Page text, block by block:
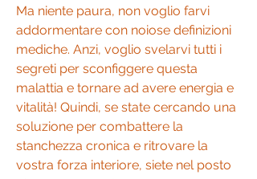
Ma niente paura, non voglio farvi
addormentare con noiose definizioni
mediche. Anzi, voglio svelarvi tutti i
segreti per sconfiggere questa
malattia e tornare ad avere energia e
vitalità! Quindi, se state cercando una
soluzione per combattere la
stanchezza cronica e ritrovare la
vostra forza interiore, siete nel posto